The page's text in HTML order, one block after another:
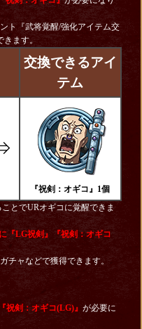
ト『武将覚醒/強化アイテム交
ます。
交換できるアイ
テム
『祝剣：オギコ』1個
とでURオギコに覚醒できま
『LG祝剣』『祝剣：オギコ
チャなどで獲得できます。
『祝剣：オギコ(LG)』 が必要に